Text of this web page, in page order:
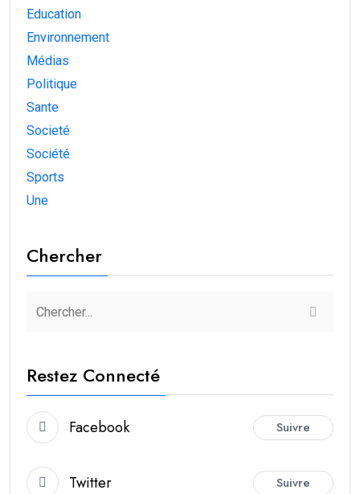
Education
Environnement
Médias
Politique
Sante
Societé
Société
Sports
Une
Chercher
Restez Connecté
Facebook Suivre
Twitter Suivre